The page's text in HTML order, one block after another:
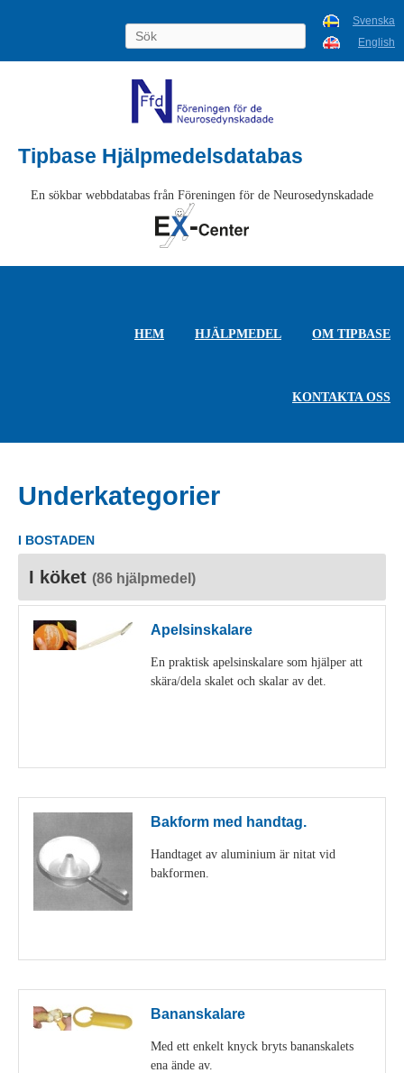
Svenska
English
Tipbase Hjälpmedelsdatabas
En sökbar webbdatabas från Föreningen för de Neurosedynskadade
HEM HJÄLPMEDEL OM TIPBASE
KONTAKTA OSS
Underkategorier
I BOSTADEN
I köket (86 hjälpmedel)
Apelsinskalare
En praktisk apelsinskalare som hjälper att
skära/dela skalet och skalar av det.
Bakform med handtag.
Handtaget av aluminium är nitat vid
bakformen.
Bananskalare
Med ett enkelt knyck bryts bananskalets
ena ände av.